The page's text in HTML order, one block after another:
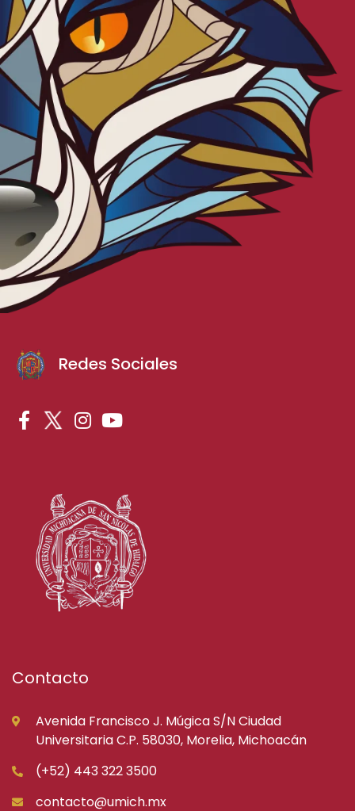
Redes Sociales
Contacto
Avenida Francisco J. Múgica S/N Ciudad
Universitaria C.P. 58030, Morelia, Michoacán
(+52) 443 322 3500
contacto@umich.mx